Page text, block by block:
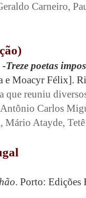
Carneiro,
poetas
e Moacyr Félix].
que reuniu
Carlos
Mário Atayde,
. Porto: Edições